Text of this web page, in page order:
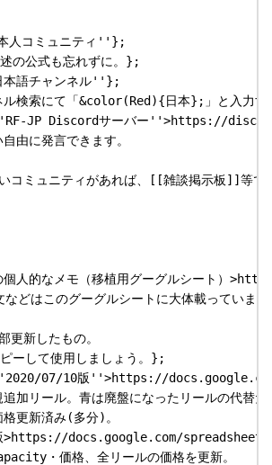
コミュニティ''};
公式も忘れずに。};
語チャンネル''};
ル検索にて「&color(Red){日本};」と入力す
JP Discordサーバー''>https://
由に発言できます。
コミュニティがあれば、[[雑談掲示板]]等で
人的なメモ（移植用グーグルシート）
どはこのグーグルシートに大体載っていま
更新したもの。
して使用しましょう。};
07/10版''>https://docs.google.com/
追加リール。青は廃盤になったリールの代替
更新済み(多分)。
docs.google.com/spreadsheets/d/
・価格、全リールの価格を更新。